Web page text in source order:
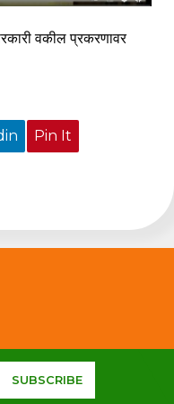
वकील प्रकरणावर
Pin It